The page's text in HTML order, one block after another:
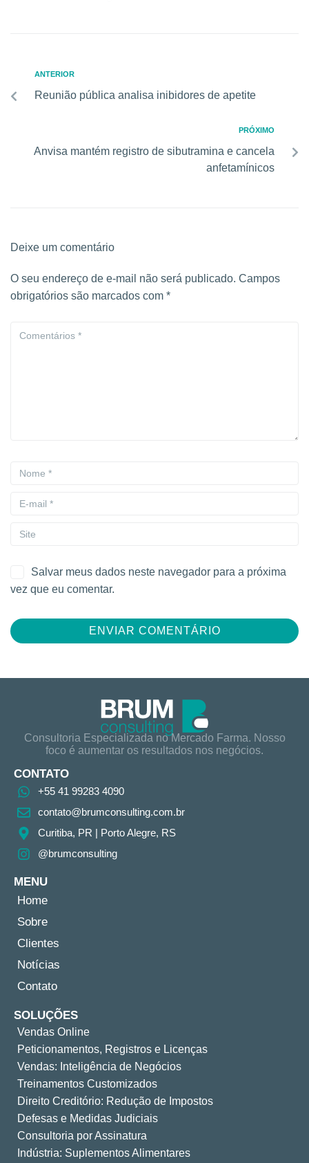
ANTERIOR
Reunião pública analisa inibidores de apetite
PRÓXIMO
Anvisa mantém registro de sibutramina e cancela
anfetamínicos
Deixe um comentário
O seu endereço de e-mail não será publicado. Campos
obrigatórios são marcados com *
Salvar meus dados neste navegador para a próxima
vez que eu comentar.
Consultoria Especializada no Mercado Farma. Nosso
foco é aumentar os resultados nos negócios.
CONTATO
+55 41 99283 4090
contato@brumconsulting.com.br​
Curitiba, PR​ | Porto Alegre, RS
@brumconsulting
MENU
Home
Sobre
Clientes
Notícias
Contato
SOLUÇÕES
Vendas Online
Peticionamentos, Registros e Licenças
Vendas: Inteligência de Negócios
Treinamentos Customizados
Direito Creditório: Redução de Impostos
Defesas e Medidas Judiciais
Consultoria por Assinatura
Indústria: Suplementos Alimentares